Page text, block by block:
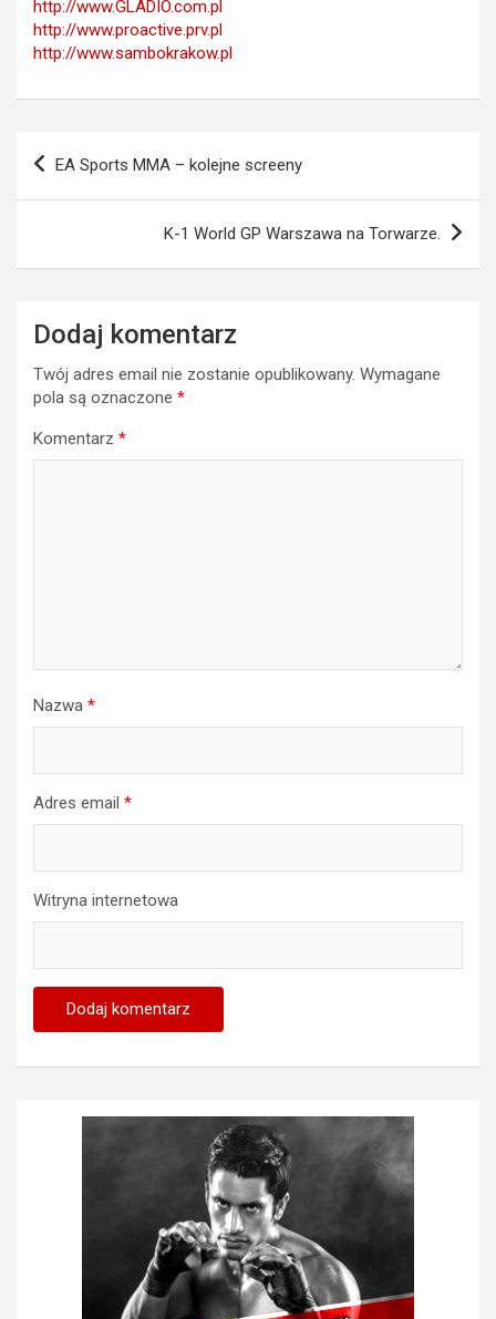
http://www.GLADIO.com.pl
http://www.proactive.prv.pl
http://www.sambokrakow.pl
Nawigacja
EA Sports MMA – kolejne screeny
K-1 World GP Warszawa na Torwarze.
Dodaj komentarz
Twój adres email nie zostanie opublikowany. Wymagane
pola są oznaczone *
Komentarz *
Nazwa *
Adres email *
Witryna internetowa